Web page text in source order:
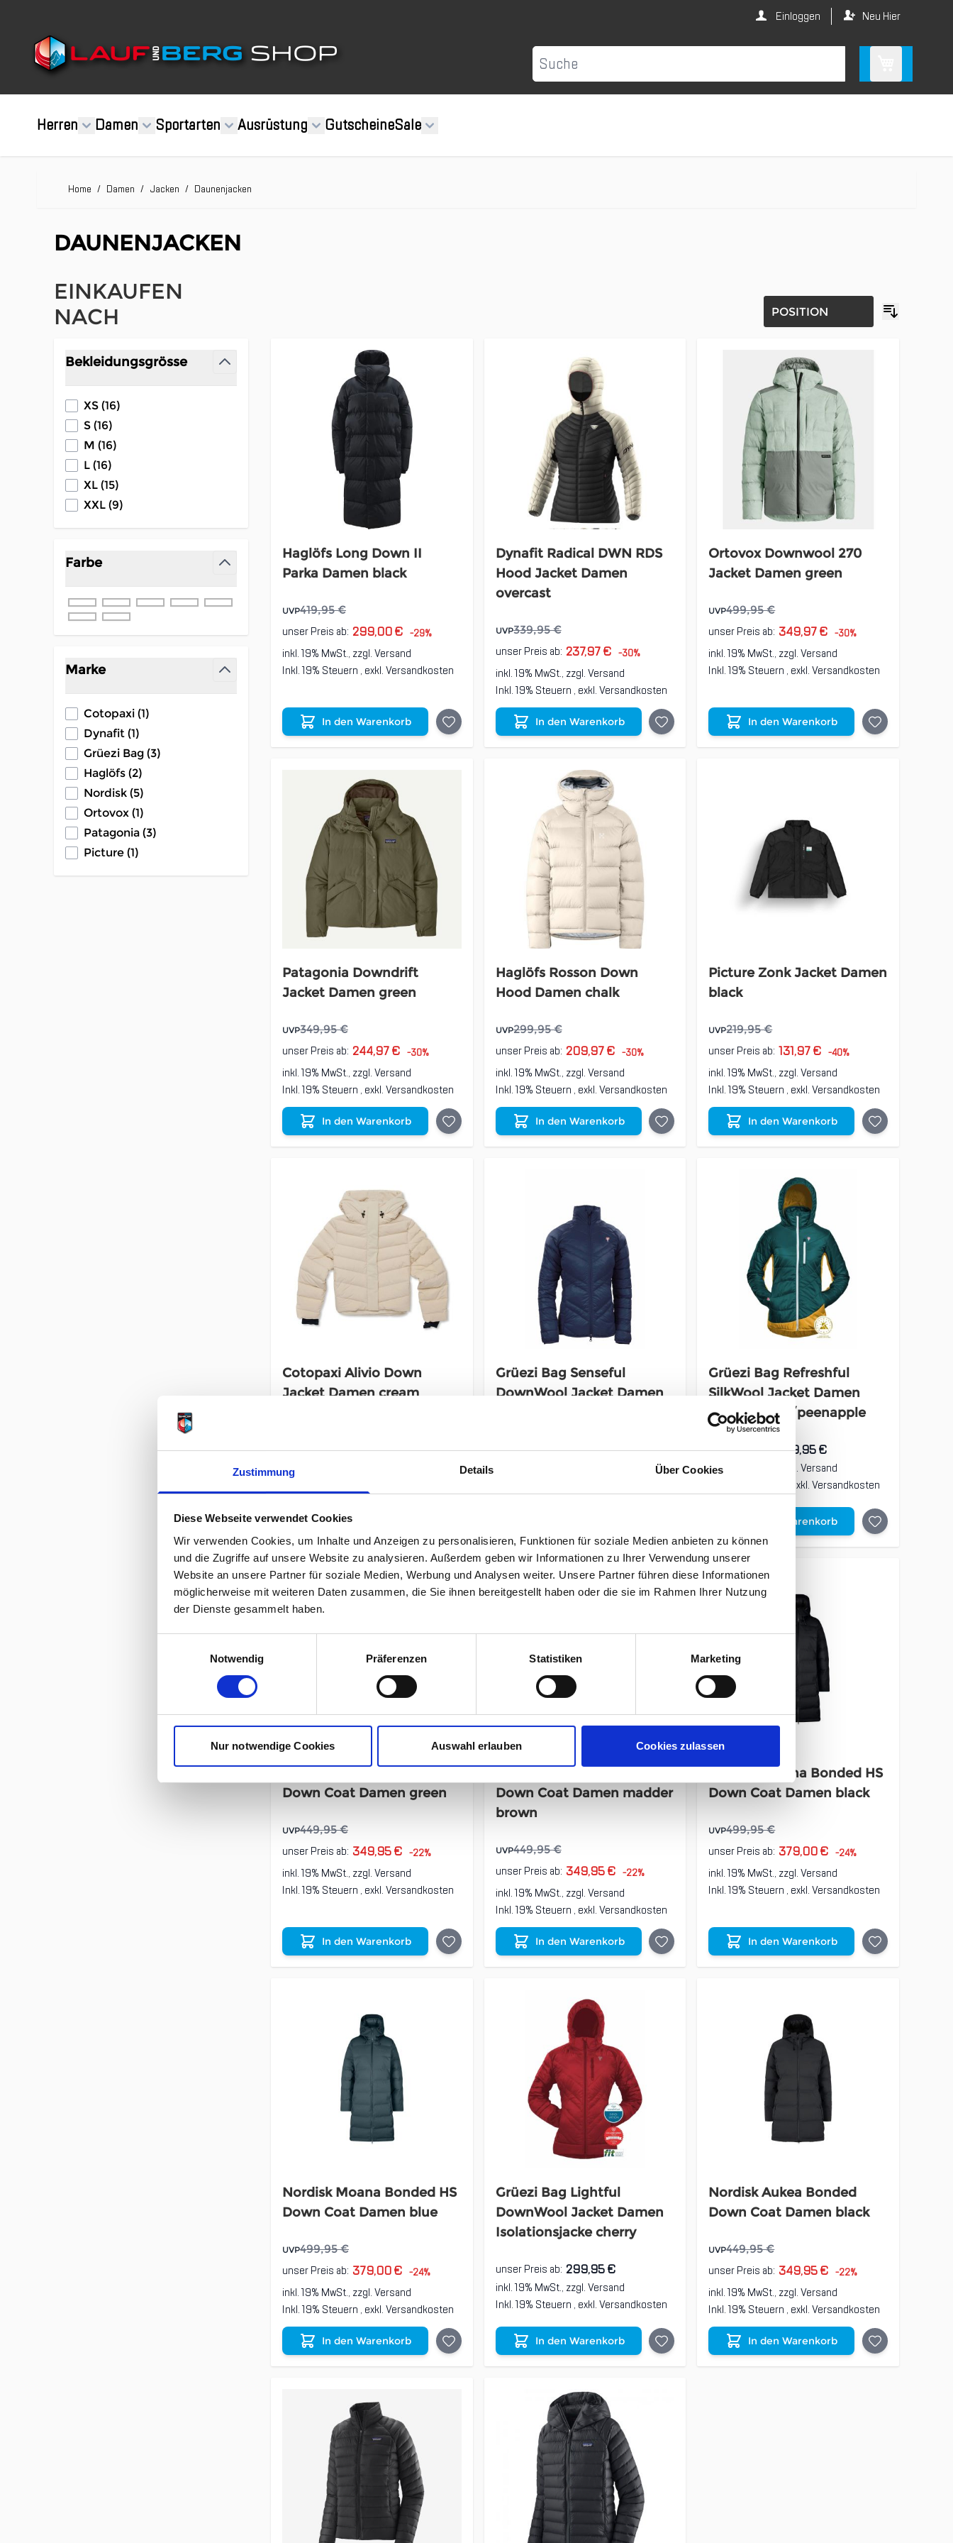
Zustimmung Details Über Cookies
Diese Webseite verwendet Cookies
Wir verwenden Cookies, um Inhalte und Anzeigen zu personalisieren, Funktionen für soziale Medien anbieten zu können
und die Zugriffe auf unsere Website zu analysieren. Außerdem geben wir Informationen zu Ihrer Verwendung unserer
Website an unsere Partner für soziale Medien, Werbung und Analysen weiter. Unsere Partner führen diese Informationen
möglicherweise mit weiteren Daten zusammen, die Sie ihnen bereitgestellt haben oder die sie im Rahmen Ihrer Nutzung
der Dienste gesammelt haben.
Notwendig
Präferenzen Statistiken Marketing
Nur notwendige Cookies Auswahl erlauben Cookies zulassen
Einloggen Neu Hier
Suche
Herren Damen Sportarten Ausrüstung GutscheineSale
Home / Damen / Jacken / Daunenjacken
DAUNENJACKEN
EINKAUFEN
NACH
Bekleidungsgrösse
XS (16products available
)
S (16products available
)
M (16products available
)
L (16products available
)
XL (15products available
)
XXL (9products available
)
Farbe
Marke
Cotopaxi (1products available
)
Dynafit (1products available
)
Grüezi Bag (3products available
)
Haglöfs (2products available
)
Nordisk (5products available
)
Ortovox (1products available
)
Patagonia (3products available
)
Picture (1products available
)
Haglöfs Long Down II
Parka Damen black
UVP419,95 €
unser Preis ab: 299,00 € -29%
inkl. 19% MwSt., zzgl.Versand
Inkl. 19% Steuern , exkl.Versandkosten
In den Warenkorb
Dynafit Radical DWN RDS
Hood Jacket Damen
overcast
UVP339,95 €
unser Preis ab: 237,97 € -30%
inkl. 19% MwSt., zzgl.Versand
Inkl. 19% Steuern , exkl.Versandkosten
In den Warenkorb
Ortovox Downwool 270
Jacket Damen green
UVP499,95 €
unser Preis ab: 349,97 € -30%
inkl. 19% MwSt., zzgl.Versand
Inkl. 19% Steuern , exkl.Versandkosten
In den Warenkorb
Patagonia Downdrift
Jacket Damen green
UVP349,95 €
unser Preis ab: 244,97 € -30%
inkl. 19% MwSt., zzgl.Versand
Inkl. 19% Steuern , exkl.Versandkosten
In den Warenkorb
Haglöfs Rosson Down
Hood Damen chalk
UVP299,95 €
unser Preis ab: 209,97 € -30%
inkl. 19% MwSt., zzgl.Versand
Inkl. 19% Steuern , exkl.Versandkosten
In den Warenkorb
Picture Zonk Jacket Damen
black
UVP219,95 €
unser Preis ab: 131,97 € -40%
inkl. 19% MwSt., zzgl.Versand
Inkl. 19% Steuern , exkl.Versandkosten
In den Warenkorb
Cotopaxi Alivio Down
Jacket Damen cream
unser Preis ab: 279,96 € -20%
inkl. 19% MwSt., zzgl.
Inkl. 19% Steuern,exkl.Versandkosten
In den Warenkorb
Grüezi Bag Senseful
DownWool Jacket Damen
unser Preis ab: 249,95 €
Grüezi Bag Refreshful
SilkWool Jacket Damen
ocean green/peenapple
unser Preis ab: 279,95 €
inkl. 19% MwSt., zzgl.Versand
exkl.Versandkosten
In den Warenkorb
Down Coat Damen green
UVP449,95 €
unser Preis ab: 349,95 € -22%
inkl. 19% MwSt., zzgl.Versand
Inkl. 19% Steuern , exkl.Versandkosten
In den Warenkorb
Down Coat Damen madder
brown
UVP449,95 €
unser Preis ab: 349,95 € -22%
inkl. 19% MwSt., zzgl.Versand
Inkl. 19% Steuern , exkl.Versandkosten
In den Warenkorb
Nordisk Moana Bonded HS
Down Coat Damen black
UVP499,95 €
unser Preis ab: 379,00 € -24%
inkl. 19% MwSt., zzgl.Versand
Inkl. 19% Steuern , exkl.Versandkosten
In den Warenkorb
Nordisk Moana Bonded HS
Down Coat Damen blue
UVP499,95 €
unser Preis ab: 379,00 € -24%
inkl. 19% MwSt., zzgl.Versand
Inkl. 19% Steuern , exkl.Versandkosten
In den Warenkorb
Grüezi Bag Lightful
DownWool Jacket Damen
Isolationsjacke cherry
unser Preis ab: 299,95 €
inkl. 19% MwSt., zzgl.Versand
Inkl. 19% Steuern , exkl.Versandkosten
In den Warenkorb
Nordisk Aukea Bonded
Down Coat Damen black
UVP449,95 €
unser Preis ab: 349,95 € -22%
inkl. 19% MwSt., zzgl.Versand
Inkl. 19% Steuern , exkl.Versandkosten
In den Warenkorb